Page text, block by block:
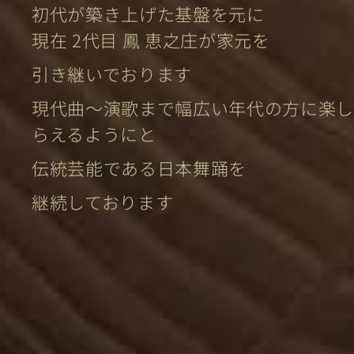
初代が築き上げた基盤を元に
現在 2代目 鳳 恵之庄が家元を
引き継いでおります
現代曲〜演歌まで幅広い年代の方に楽
らえるようにと
伝統芸能である日本舞踊を
継続しております